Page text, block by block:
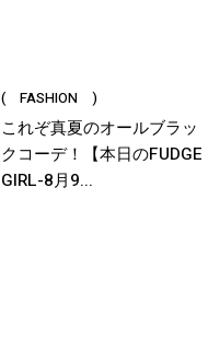
( FASHION )
これぞ真夏のオールブラッ
クコーデ！【本日のFUDGE
GIRL-8月9...